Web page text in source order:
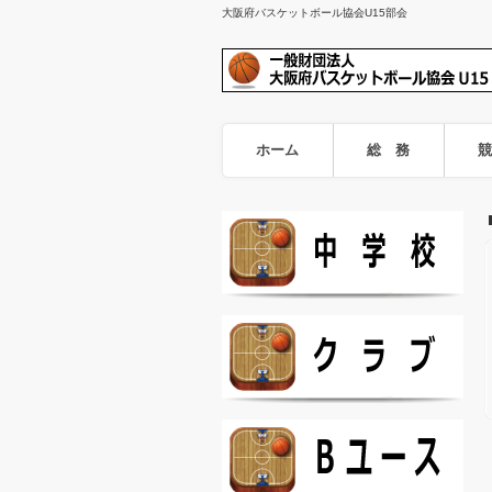
大阪府バスケットボール協会U15部会
ホーム 総 務